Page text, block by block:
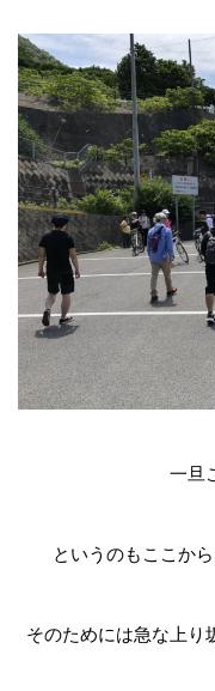
一旦
というのもここか
そのためには急な上り